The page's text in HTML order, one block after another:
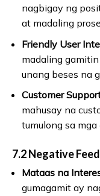
nagbigay ng
at madaling
Friendly User
madaling
unang beses na
Customer
mahusay na
tumulong sa mga
7.2 Negative
Mataas na
gumagamit ay